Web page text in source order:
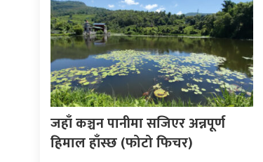
जहाँ कञ्चन पानीमा सजिएर अन्नपूर्ण
हिमाल हाँस्छ (फोटो फिचर)